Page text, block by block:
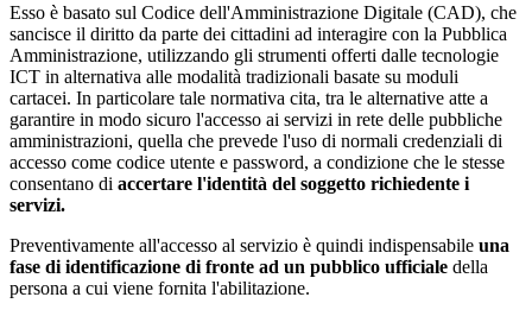
Esso è basato sul Codice dell'Amministrazione Digitale (CAD), che
sancisce il diritto da parte dei cittadini ad interagire con la Pubblica
Amministrazione, utilizzando gli strumenti offerti dalle tecnologie
ICT in alternativa alle modalità tradizionali basate su moduli
cartacei. In particolare tale normativa cita, tra le alternative atte a
garantire in modo sicuro l'accesso ai servizi in rete delle pubbliche
amministrazioni, quella che prevede l'uso di normali credenziali di
accesso come codice utente e password, a condizione che le stesse
consentano di accertare l'identità del soggetto richiedente i
servizi.
Preventivamente all'accesso al servizio è quindi indispensabile una
fase di identificazione di fronte ad un pubblico ufficiale della
persona a cui viene fornita l'abilitazione.